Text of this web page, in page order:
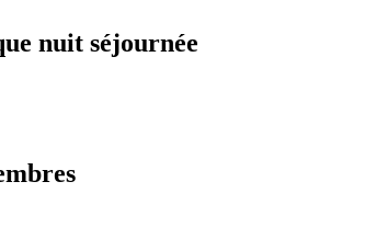
nuit séjournée